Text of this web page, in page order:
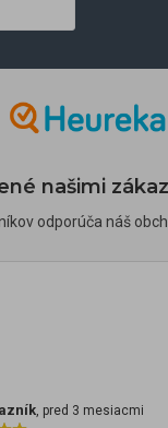
našimi
odporúča náš
, pred 3 mesiacmi